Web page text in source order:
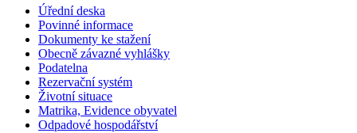
Úřední deska
Povinné informace
Dokumenty ke stažení
Obecně závazné vyhlášky
Podatelna
Rezervační systém
Životní situace
Matrika, Evidence obyvatel
Odpadové hospodářství